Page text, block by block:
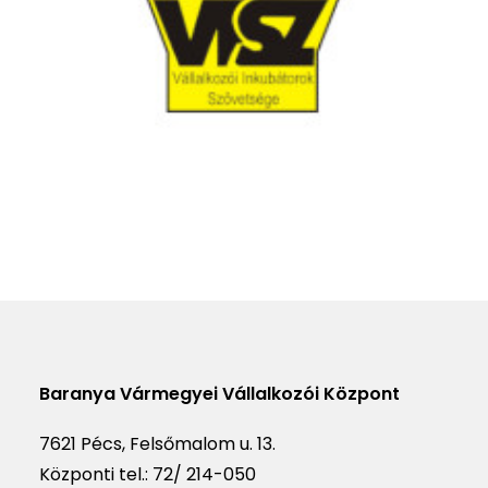
Baranya Vármegyei Vállalkozói Központ
7621 Pécs, Felsőmalom u. 13.
Központi tel.: 72/ 214-050